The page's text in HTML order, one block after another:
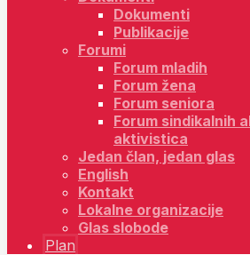
Dokumenti
Publikacije
Forumi
Forum mladih
Forum žena
Forum seniora
Forum sindikalnih
aktivistica
Jedan član, jedan glas
English
Kontakt
Lokalne organizacije
Glas slobode
Plan